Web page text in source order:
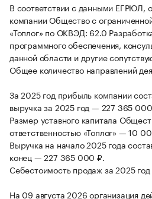
В соответствии с данными ЕГРЮЛ,
компании Общество с
«Топлог» по ОКВЭД: 62.0
программного обеспечения,
данной области и другие
Общее количество направлений
За 2025 год прибыль компании
выручка за 2025 год — 227 365
Размер уставного капитала
ответственностью «Топлог» — 10
Выручка на начало 2025 года
конец — 227 365 000 ₽.
Себестоимость продаж за 2025
На 09 августа 2026 организация